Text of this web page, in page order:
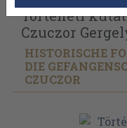
Történeti
Czuczor
HISTORISCHE
DIE
CZUCZOR